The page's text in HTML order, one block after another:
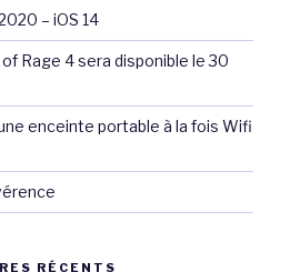
– iOS 14
Rage 4 sera disponible le 30
enceinte portable à la fois Wifi
RÉCENTS